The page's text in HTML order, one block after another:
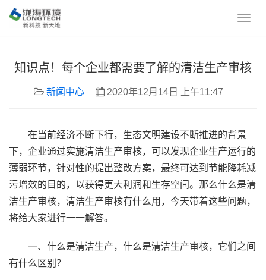
知识点！每个企业都需要了解的清洁生产审核
新闻中心 2020年12月14日 上午11:47
在当前经济不断下行，生态文明建设不断推进的背景
下，企业通过实施清洁生产审核，可以发现企业生产运行的
薄弱环节，针对性的提出整改方案，最终可达到节能降耗减
污增效的目的，以获得更大利润和生存空间。那么什么是清
洁生产审核，清洁生产审核有什么用，今天带着这些问题，
将给大家进行一一解答。
一、什么是清洁生产，什么是清洁生产审核，它们之间
有什么区别？